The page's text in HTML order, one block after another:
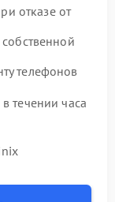
отказе от
телефонов
течении часа